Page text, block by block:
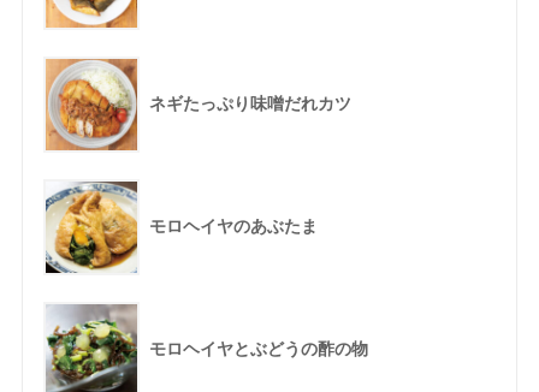
ネギたっぷり味噌だれカツ
モロヘイヤのあぶたま
モロヘイヤとぶどうの酢の物